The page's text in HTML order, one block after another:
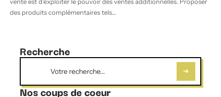
des produits complémentaires tels…
Recherche
Nos coups de coeur